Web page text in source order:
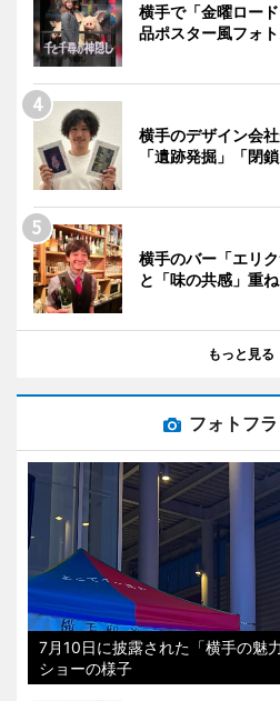
横手で「金曜ロー
品ポスター風フォ
横手のデザイン会
「遺跡発掘」「閉
横手のバー「エリ
と「味の共感」重ね
もっと見る
フォトフ
7月10日に披露された「横手の魅
ショーの様子